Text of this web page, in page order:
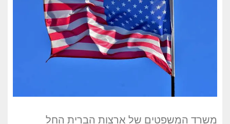
משרד המשפטים של ארצות הברית החל